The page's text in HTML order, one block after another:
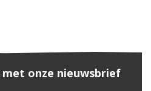
onze nieuwsbrief